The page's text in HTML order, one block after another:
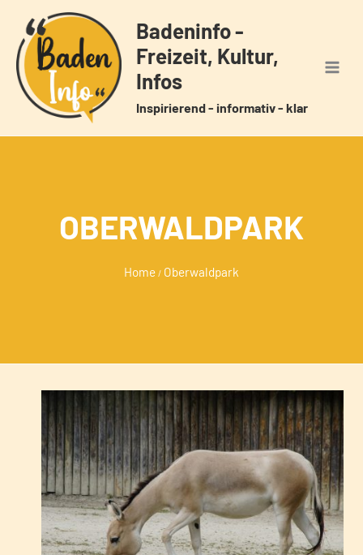
Inhalt
springen
Badeninfo -
Freizeit, Kultur,
Infos
Inspirierend - informativ - klar
OBERWALDPARK
Home / Oberwaldpark